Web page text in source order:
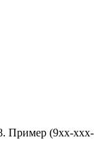
Пример (9хх-ххх-